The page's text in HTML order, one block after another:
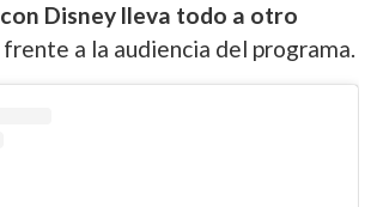
Disney lleva todo a otro
frente a la audiencia del programa.